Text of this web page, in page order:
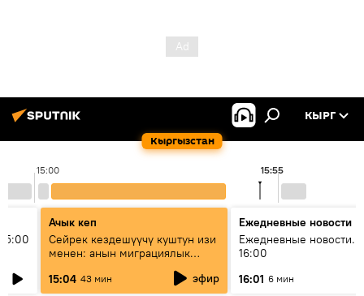
Кыргызстан
КЫРГ
15:00 15:55
Ачык кеп
Сейрек кездешүүчү куштун изи
менен: анын миграциялык
жолу эмнеден кабар берет?
15:04 43 мин эфир
Ежедневные новости
Ежедневные новости.
16:00
16:01 6 мин